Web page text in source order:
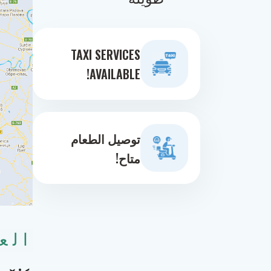
TAXI SERVICES
AVAILABLE!
توصيل الطعام
متاح!